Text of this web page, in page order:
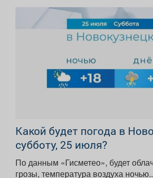
Какой будет погода в
субботу, 25 июля?
По данным «Гисметео», будет облачно, дожди и
грозы, температура воздуха